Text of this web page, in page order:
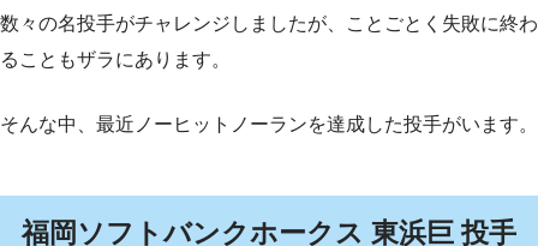
数々の名投手がチャレンジしましたが、ことごとく失敗に終わ
ることもザラにあります。
そんな中、最近ノーヒットノーランを達成した投手がいます。
福岡ソフトバンクホークス 東浜巨 投手